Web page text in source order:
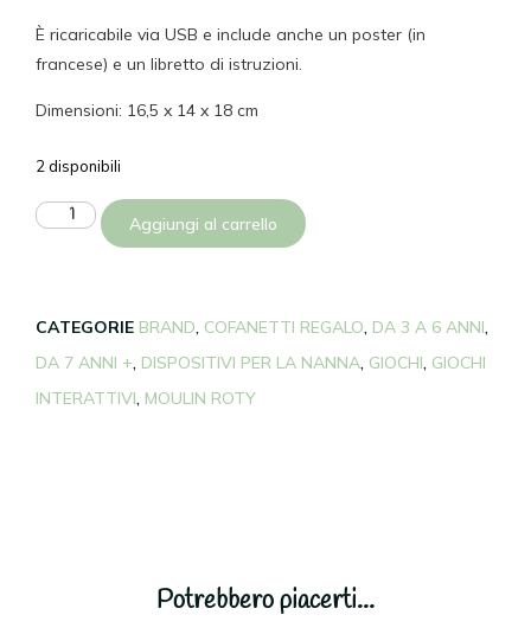
È ricaricabile via USB e include anche un poster (in
francese) e un libretto di istruzioni.
Dimensioni: 16,5 x 14 x 18 cm
2 disponibili
Aggiungi al carrello
CATEGORIE BRAND, COFANETTI REGALO, DA 3 A 6 ANNI,
DA 7 ANNI +, DISPOSITIVI PER LA NANNA, GIOCHI, GIOCHI
INTERATTIVI, MOULIN ROTY
Potrebbero piacerti...